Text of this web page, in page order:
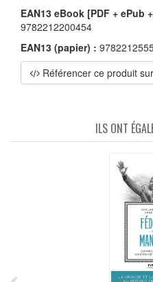
EAN13 eBook [PDF + ePub
9782212200454
EAN13 (papier) :
Référencer ce produit
ILS ONT